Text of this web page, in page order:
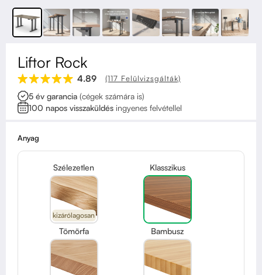
Kerekek
Zárható fiók
Fa monitor állványok
Deréktámaszok
Kapcsolat
Liftor Rock
4.89 (117 Felülvizsgálták)
5 év garancia (cégek számára is)
100 napos visszaküldés ingyenes felvétellel
Anyag
Szélezetlen
kizárólagosan
Klasszikus
Tömörfa Bambusz